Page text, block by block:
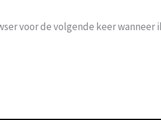
voor de volgende keer wanneer